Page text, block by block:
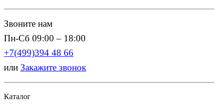
Звоните нам
Пн-Сб 09:00 – 18:00
+7(499)394 48 66
или Закажите звонок
Каталог